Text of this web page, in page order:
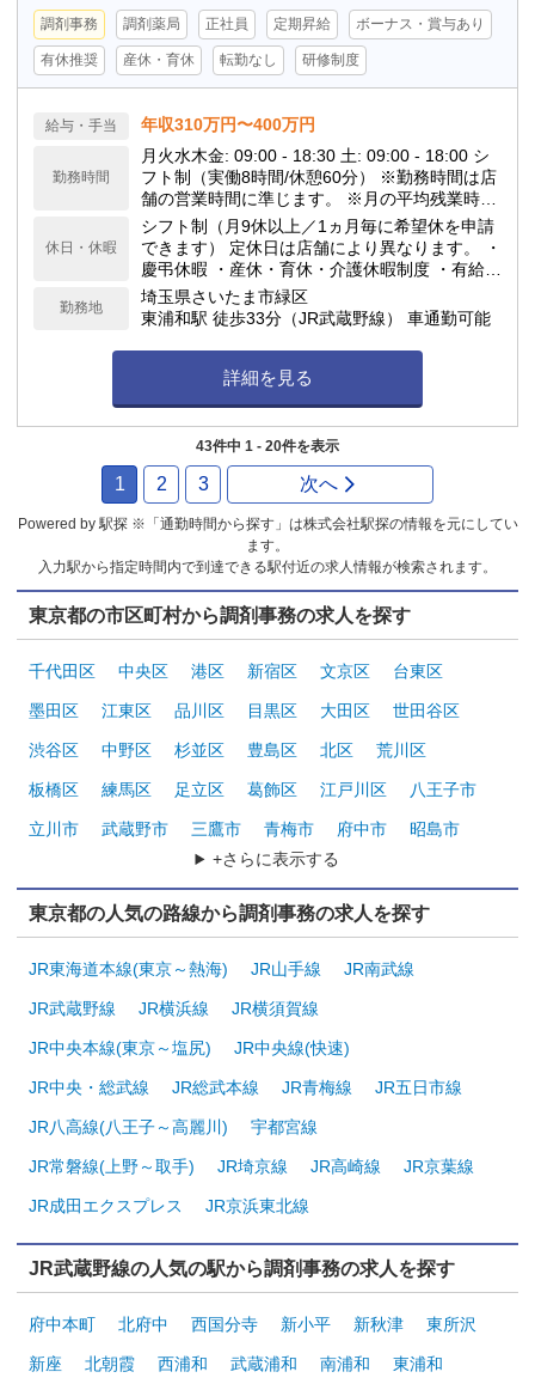
調剤事務 調剤薬局 正社員 定期昇給 ボーナス・賞与あり
有休推奨 産休・育休 転勤なし 研修制度
給与・手当 年収310万円〜400万円
勤務時間
月火水木金: 09:00 - 18:30 土: 09:00 - 18:00 シ
フト制（実働8時間/休憩60分） ※勤務時間は店
舗の営業時間に準じます。 ※月の平均残業時間
は10h程度です。 当ドラッグストアは閉局時間
が早いのが特徴で、18:00や19:00の閉局が多い
です。
休日・休暇
シフト制（月9休以上／1ヵ月毎に希望休を申請
できます） 定休日は店舗により異なります。 ・
慶弔休暇 ・産休・育休・介護休暇制度 ・有給休
暇(勤務6ヶ月後10日付与) ★年間休日117日
勤務地
埼玉県さいたま市緑区
東浦和駅 徒歩33分（JR武蔵野線） 車通勤可能
詳細を見る
43件中 1 - 20件を表示
1 2 3 次へ
Powered by 駅探 ※「通勤時間から探す」は株式会社駅探の情報を元にしてい
ます。
入力駅から指定時間内で到達できる駅付近の求人情報が検索されます。
東京都の市区町村から調剤事務の求人を探す
千代田区 中央区 港区 新宿区 文京区 台東区
墨田区 江東区 品川区 目黒区 大田区 世田谷区
渋谷区 中野区 杉並区 豊島区 北区 荒川区
板橋区 練馬区 足立区 葛飾区 江戸川区 八王子市
立川市 武蔵野市 三鷹市 青梅市 府中市
昭島市
+さらに表示する
東京都の人気の路線から調剤事務の求人を探す
JR東海道本線(東京～熱海) JR山手線 JR南武線
JR武蔵野線 JR横浜線 JR横須賀線
JR中央本線(東京～塩尻) JR中央線(快速)
JR中央・総武線 JR総武本線 JR青梅線 JR五日市線
JR八高線(八王子～高麗川) 宇都宮線
JR常磐線(上野～取手) JR埼京線 JR高崎線 JR京葉線
JR成田エクスプレス JR京浜東北線
JR武蔵野線の人気の駅から調剤事務の求人を探す
府中本町 北府中 西国分寺 新小平 新秋津 東所沢
新座 北朝霞 西浦和 武蔵浦和 南浦和 東浦和